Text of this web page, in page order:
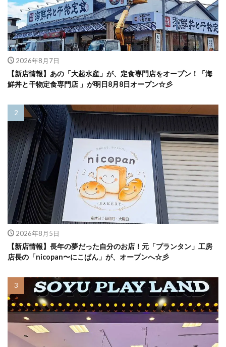
2026年8月7日
【新店情報】あの「大起水産」が、定食専門店をオープン！「海
鮮丼と干物定食専門店 」が明日8月8日オープン☆彡
2026年8月5日
【新店情報】長年の夢だった自分のお店！元「プランタン」工房
店長の「nicopan〜にこぱん」が、オープンへ☆彡